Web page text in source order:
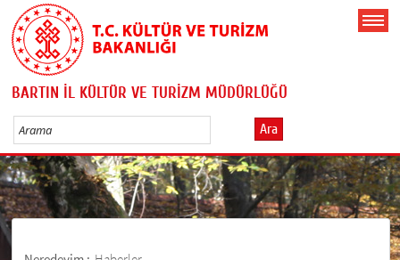
BARTIN İL KÜLTÜR VE TURİZM MÜDÜRLÜĞÜ
Ara